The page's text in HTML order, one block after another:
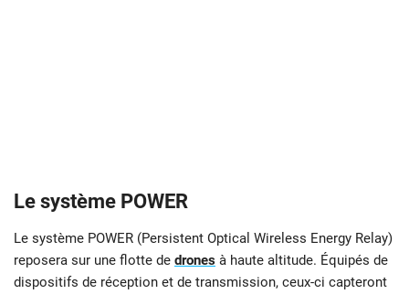
Le système POWER
Le système POWER (Persistent Optical Wireless Energy Relay)
reposera sur une flotte de drones à haute altitude. Équipés de
dispositifs de réception et de transmission, ceux-ci capteront